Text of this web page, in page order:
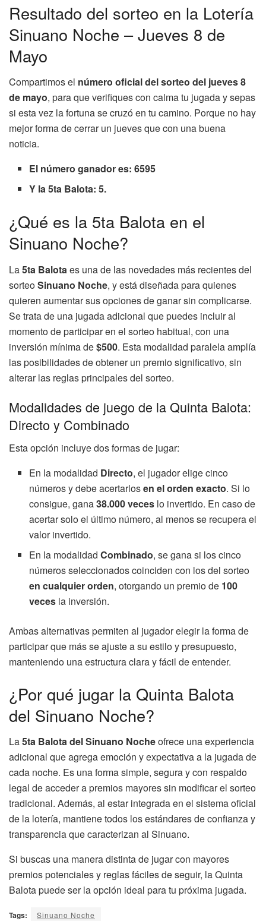
Resultado del sorteo en la Lotería
Sinuano Noche – Jueves 8 de
Mayo
Compartimos el número oficial del sorteo del jueves 8
de mayo, para que verifiques con calma tu jugada y sepas
si esta vez la fortuna se cruzó en tu camino. Porque no hay
mejor forma de cerrar un jueves que con una buena
noticia.
El número ganador es: 6595
Y la 5ta Balota: 5.
¿Qué es la 5ta Balota en el
Sinuano Noche?
La5ta Balotaes una de las novedades más recientes del
sorteoSinuano Noche, y está diseñada para quienes
quieren aumentar sus opciones de ganar sin complicarse.
Se trata de una jugada adicional que puedes incluir al
momento de participar en el sorteo habitual, con una
inversión mínima de$500. Esta modalidad paralela amplía
las posibilidades de obtener un premio significativo, sin
alterar las reglas principales del sorteo.
Modalidades de juego de la Quinta Balota:
Directo y Combinado
Esta opción incluye dos formas de jugar:
En la modalidad Directo, el jugador elige cinco
números y debe acertarlosen el orden exacto. Si lo
consigue, gana38.000 veces lo invertido. En caso de
acertar solo el último número, al menos se recupera el
valor invertido.
En la modalidadCombinado, se gana si los cinco
números seleccionados coinciden con los del sorteo
en cualquier orden, otorgando un premio de 100
veces la inversión.
Ambas alternativas permiten al jugador elegir la forma de
participar que más se ajuste a su estilo y presupuesto,
manteniendo una estructura clara y fácil de entender.
¿Por qué jugar la Quinta Balota
del Sinuano Noche?
La5ta Balota del Sinuano Nocheofrece una experiencia
adicional que agrega emoción y expectativa a la jugada de
cada noche. Es una forma simple, segura y con respaldo
legal de acceder a premios mayores sin modificar el sorteo
tradicional. Además, al estar integrada en el sistema oficial
de la lotería, mantiene todos los estándares de confianza y
transparencia que caracterizan al Sinuano.
Si buscas una manera distinta de jugar con mayores
premios potenciales y reglas fáciles de seguir, la Quinta
Balota puede ser la opción ideal para tu próxima jugada.
Tags: Sinuano Noche